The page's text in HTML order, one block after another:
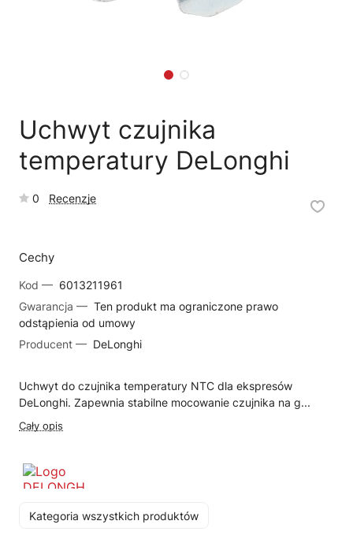
Uchwyt czujnika
temperatury DeLonghi
0 Recenzje
Cechy
Kod — 6013211961
Gwarancja — Ten produkt ma ograniczone prawo
odstąpienia od umowy
Producent — DeLonghi
Uchwyt do czujnika temperatury NTC dla ekspresów
DeLonghi. Zapewnia stabilne mocowanie czujnika na g...
Cały opis
Kategoria wszystkich produktów
Jak kupić w sklepie? Odkamienianie